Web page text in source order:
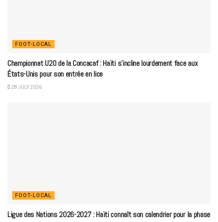
FOOT-LOCAL
Championnat U20 de la Concacaf : Haïti s’incline lourdement face aux
États-Unis pour son entrée en lice
28 JULY 2026
FOOT-LOCAL
Ligue des Nations 2026-2027 : Haïti connaît son calendrier pour la phase